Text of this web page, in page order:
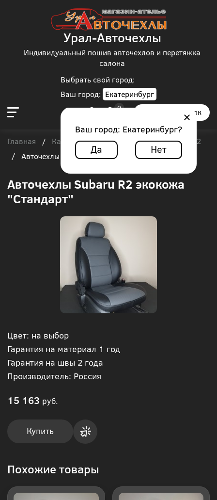
Выбрать свой город:
Ваш город: Екатеринбург
Ваш город: Екатеринбург?
Да Нет
Урал-Авточехлы
Индивидуальный пошив авточехлов и перетяжка
салона
Заказать звонок
Главная / Каталог чехлов / Subaru / Subaru R2
/
Авточехлы Subaru R2 экокожа "Стандарт"
Авточехлы Subaru R2 экокожа
"Стандарт"
Цвет: на выбор
Гарантия на материал 1 год
Гарантия на швы 2 года
Производитель: Россия
15 163 руб.
Купить
Похожие товары